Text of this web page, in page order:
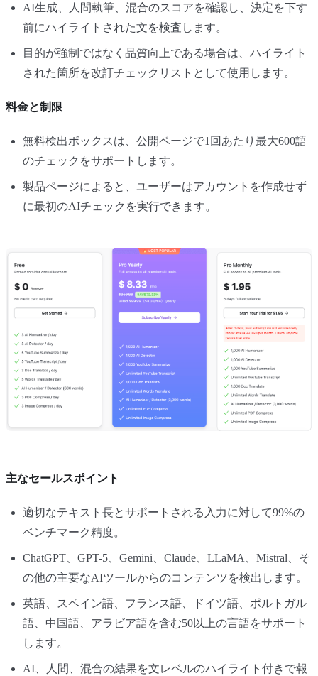
AI生成、人間執筆、混合のスコアを確認し、決定を下す
前にハイライトされた文を検査します。
目的が強制ではなく品質向上である場合は、ハイライト
された箇所を改訂チェックリストとして使用します。
料金と制限
無料検出ボックスは、公開ページで1回あたり最大600語
のチェックをサポートします。
製品ページによると、ユーザーはアカウントを作成せず
に最初のAIチェックを実行できます。
主なセールスポイント
適切なテキスト長とサポートされる入力に対して99%の
ベンチマーク精度。
ChatGPT、GPT-5、Gemini、Claude、LLaMA、Mistral、そ
の他の主要なAIツールからのコンテンツを検出します。
英語、スペイン語、フランス語、ドイツ語、ポルトガル
語、中国語、アラビア語を含む50以上の言語をサポート
します。
AI、人間、混合の結果を文レベルのハイライト付きで報